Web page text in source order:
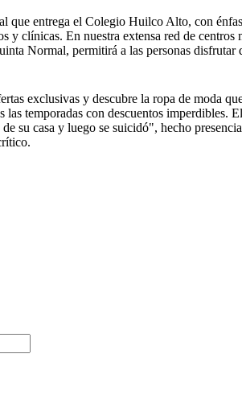
que entrega el Colegio Huilco Alto, con
y clínicas. En nuestra extensa red de centros
Normal, permitirá a las personas disfrutar
exclusivas y descubre la ropa de moda
temporadas con descuentos imperdibles.
su casa y luego se suicidó", hecho